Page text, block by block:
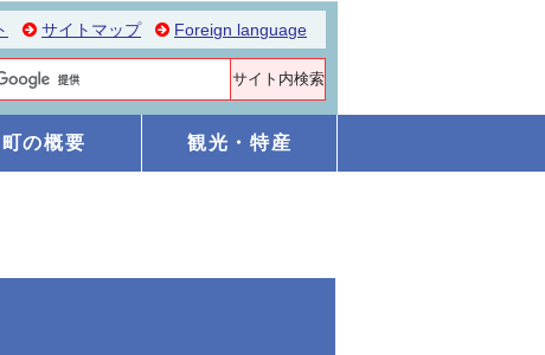
サイトマップ Foreign language
町の概要 観光・特産